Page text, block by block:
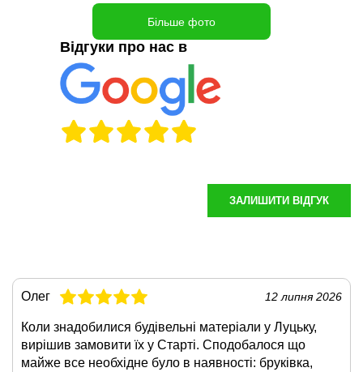
Більше фото
Відгуки про нас в
ЗАЛИШИТИ ВІДГУК
Олег 12 липня 2026
Коли знадобилися будівельні матеріали у Луцьку,
вирішив замовити їх у Старті. Сподобалося що
майже все необхідне було в наявності: бруківка,